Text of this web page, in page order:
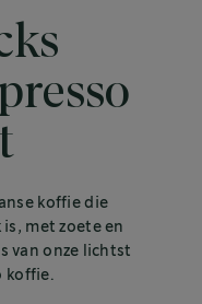
koffie die
is, met zoete en
van onze lichtst
koffie.